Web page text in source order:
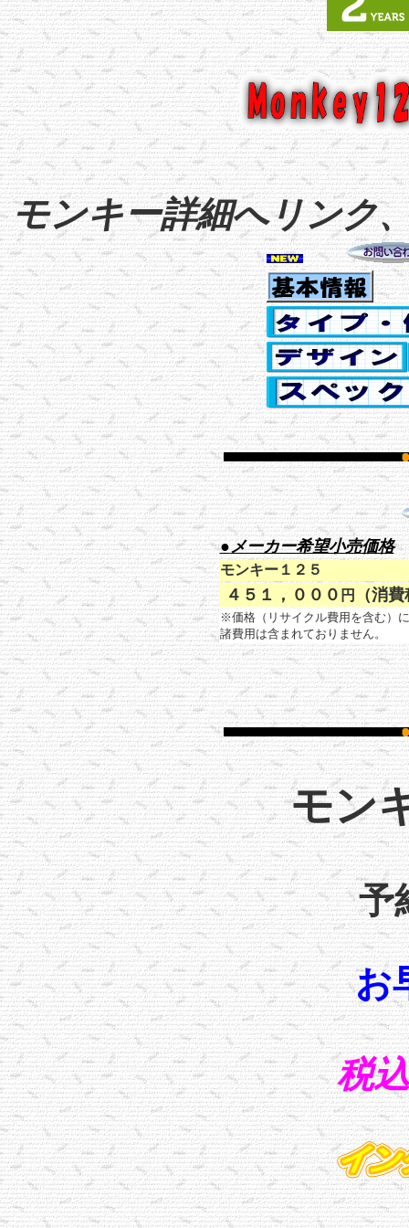
モンキー詳細へリンク
●メーカー希望小売価格
モンキー１２５
４５１，０００ 円 （消
※価格（リサイクル費用を含む）
諸費用は含まれておりません。
モン
予
お
税